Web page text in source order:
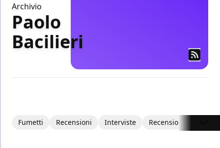
Archivio
Paolo
Bacilieri
Fumetti Recensioni Interviste Recensioni Video